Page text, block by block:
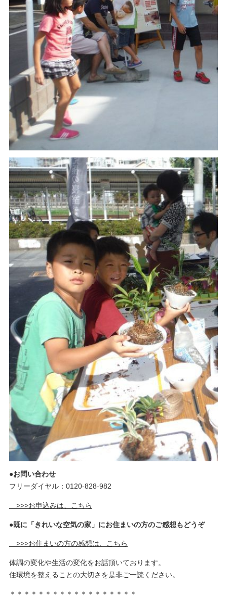
●お問い合わせ
フリーダイヤル：0120-828-982
>>>お申込みは、こちら
●既に「きれいな空気の家」にお住まいの方のご感想もどうぞ
>>>お住まいの方の感想は、こちら
体調の変化や生活の変化をお話頂いております。
住環境を整えることの大切さを是非ご一読ください。
＊＊＊＊＊＊＊＊＊＊＊＊＊＊＊＊＊＊